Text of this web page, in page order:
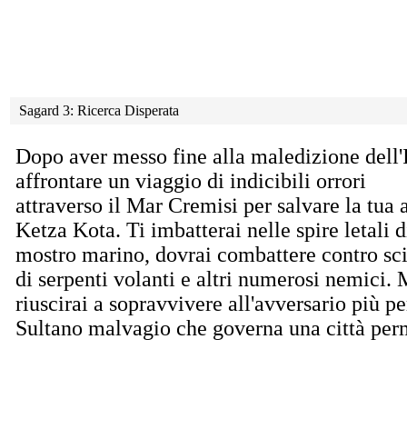
Sagard 3: Ricerca Disperata
Dopo aver messo fine alla maledizione
affrontare un viaggio di indicibili orrori
attraverso il Mar Cremisi per salvare la tua
Ketza Kota. Ti imbatterai nelle spire letali
mostro marino, dovrai combattere contro
di serpenti volanti e altri numerosi nemici.
riuscirai a sopravvivere all'avversario più
Sultano malvagio che governa una città